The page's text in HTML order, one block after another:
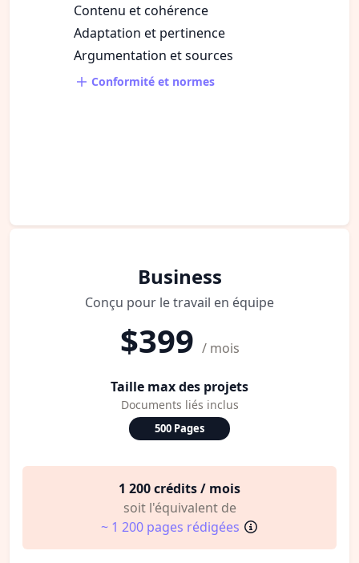
Contenu et cohérence
Adaptation et pertinence
Argumentation et sources
Conformité et normes
Business
Conçu pour le travail en équipe
$399 / mois
Taille max des projets
Documents liés inclus
500 Pages
1 200 crédits / mois
soit l'équivalent de
~ 1 200 pages rédigées